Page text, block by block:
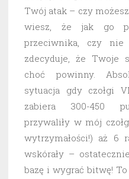
Twój atak – czy
wiesz, że jak go
przeciwnika, czy nie
zdecyduje, że Twoje
choć powinny.
sytuacja gdy czołgi
zabiera 300-450
przywaliły w mój
wytrzymałości!) aż
wskórały –
bazę i wygrać bitwę!